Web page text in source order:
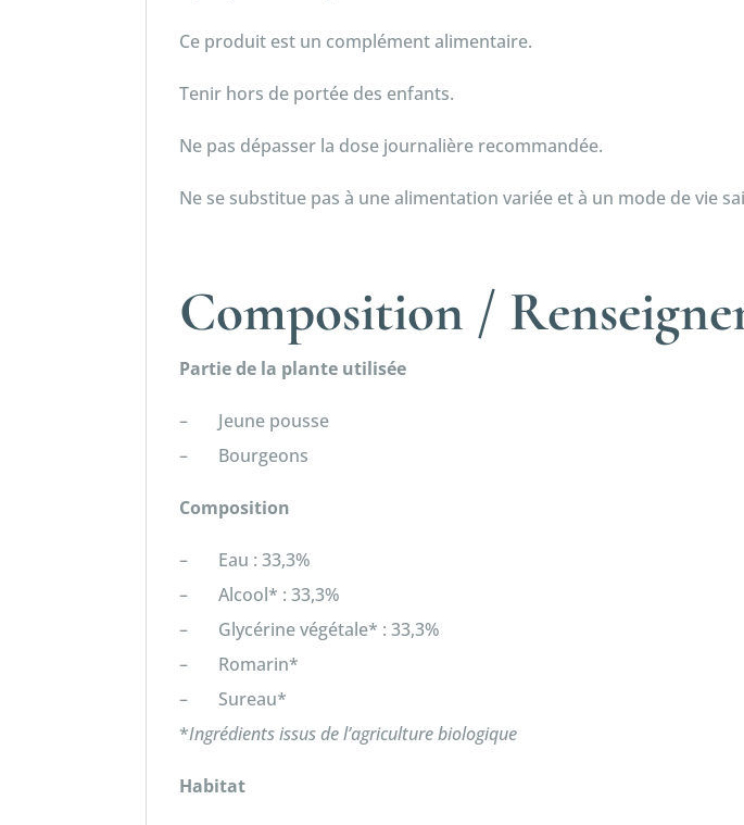
Ce produit est un complément alimentaire.
Tenir hors de portée des enfants.
Ne pas dépasser la dose journalière recommandée.
Ne se substitue pas à une alimentation variée et à un mode de vie
Composition /
Partie de la plante utilisée
– Jeune pousse
– Bourgeons
Composition
– Eau : 33,3%
– Alcool* : 33,3%
– Glycérine végétale* : 33,3%
– Romarin*
– Sureau*
*Ingrédients issus de l’agriculture biologique
Habitat